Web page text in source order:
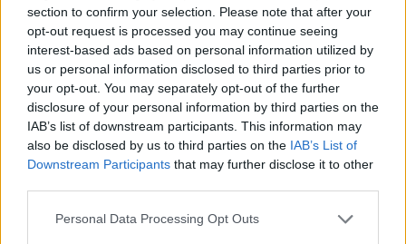
section to confirm your selection. Please note that after your
opt-out request is processed you may continue seeing
interest-based ads based on personal information utilized by
us or personal information disclosed to third parties prior to
your opt-out. You may separately opt-out of the further
disclosure of your personal information by third parties on the
IAB’s list of downstream participants. This information may
also be disclosed by us to third parties on the IAB’s List of
Downstream Participants that may further disclose it to other
Please note that this website/app uses one or more Google
Personal Data Processing Opt Outs